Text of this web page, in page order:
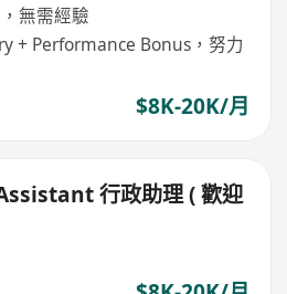
無需經驗
+ Performance Bonus，努力
$8K-20K/月
行政助理 ( 歡迎